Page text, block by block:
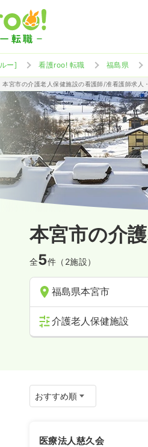
ー] 看護roo! 転職 福島県
本宮市の介護老人保健施設の看護師/准看護師求人
本宮市の介
全5件（2施設）
福島県本宮市
介護老人保健施設
医療法人慈久会